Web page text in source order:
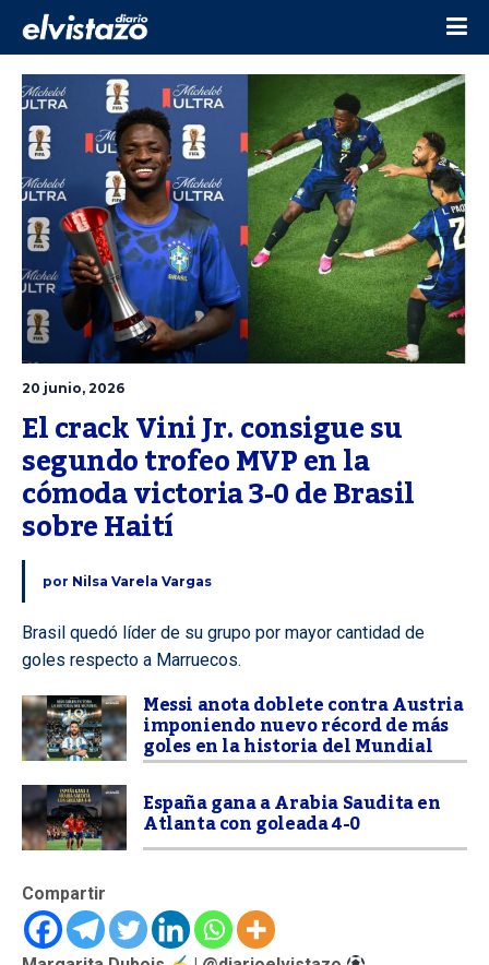
20 junio, 2026
El crack Vini Jr. consigue su
segundo trofeo MVP en la
cómoda victoria 3-0 de Brasil
sobre Haití
por Nilsa Varela Vargas
Brasil quedó líder de su grupo por mayor cantidad de
goles respecto a Marruecos.
Messi anota doblete contra Austria
imponiendo nuevo récord de más
goles en la historia del Mundial
España gana a Arabia Saudita en
Atlanta con goleada 4-0
Compartir